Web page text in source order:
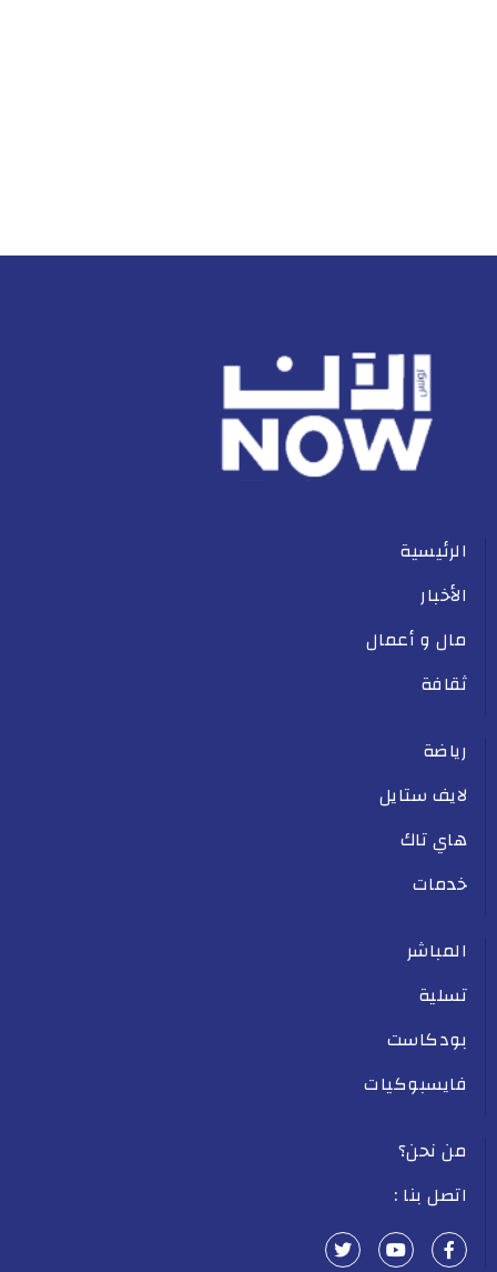
الرئيسية
الأخبار
مال و أعمال
ثقافة
رياضة
لايف ستايل
هاي تاك
خدمات
المباشر
تسلية
بودكاست
فايسبوكيات
من نحن؟
اتصل بنا :